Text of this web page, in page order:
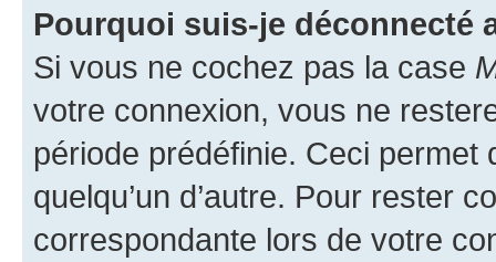
Pourquoi suis-je déconnecté
Si vous ne cochez pas la case
votre connexion, vous ne
période prédéfinie. Ceci permet
quelqu’un d’autre. Pour rester
correspondante lors de votre